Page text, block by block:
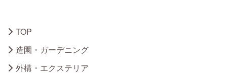
TOP
造園・ガーデニング
外構・エクステリア